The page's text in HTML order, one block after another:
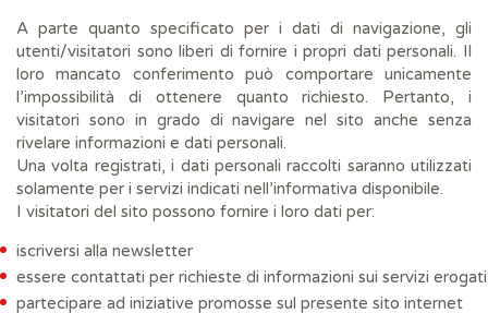
A parte quanto specificato per i dati di navigazione, gli
utenti/visitatori sono liberi di fornire i propri dati personali. Il
loro mancato conferimento può comportare unicamente
l’impossibilità di ottenere quanto richiesto. Pertanto, i
visitatori sono in grado di navigare nel sito anche senza
rivelare informazioni e dati personali.
Una volta registrati, i dati personali raccolti saranno utilizzati
solamente per i servizi indicati nell’informativa disponibile.
I visitatori del sito possono fornire i loro dati per:
iscriversi alla newsletter
essere contattati per richieste di informazioni sui servizi erogati
partecipare ad iniziative promosse sul presente sito internet